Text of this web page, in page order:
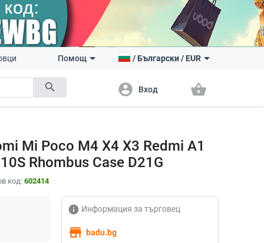
search
Помощ /Български/ EUR
account_circle Вход shopping_basket
Mi Poco M4 X4 X3 Redmi A1
Rhombus Case D21G
код: 602414
info Информация за търговец
store badu.bg